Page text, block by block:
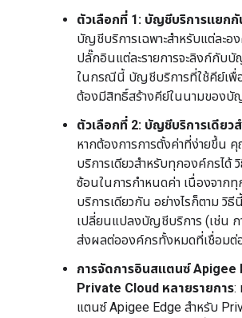
ตัวเลือกที่ 1: บัญชีบริการแยก
บัญชีบริการเฉพาะสำหรับแต่ละ
ปลั๊กอินแต่ละรายการจะลิงก์กับ
ในกรณีนี้ บัญชีบริการที่ใช้คีย์เพื่อ
ต้องมีสิทธิ์สร้างคีย์ในนามของ
ตัวเลือกที่ 2: บัญชีบริการเดียว
หากต้องการการตั้งค่าที่ง่ายขึ้น
บริการเดียวสำหรับทุกองค์กรได้
ซ้อนในการกำหนดค่า เนื่องจาก
บริการเดียวกัน อย่างไรก็ตาม วิธี
เปลี่ยนแปลงบัญชีบริการ (เช่น ก
ส่งผลต่อองค์กรทั้งหมดที่เชื่อม
การจัดการอินสแตนซ์ Apigee
Private Cloud หลายรายการ:
แตนซ์ Apigee Edge สำหรับ